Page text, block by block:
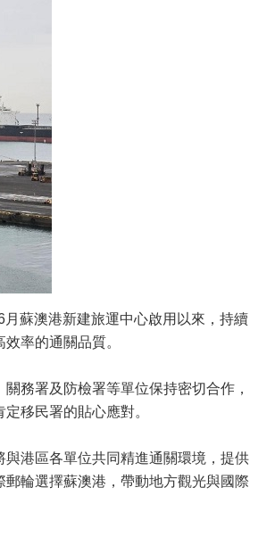
蘇澳港新建旅運中心啟用以來，持續
率的通關品質。
務署及防檢署等單位保持密切合作，
移民署的貼心應對。
港區各單位共同精進通關環境，提供
輪選擇蘇澳港，帶動地方觀光與國際